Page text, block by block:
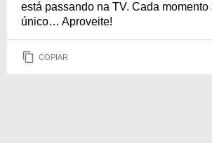
está passando na TV. Cada momento
único… Aproveite!
COPIAR